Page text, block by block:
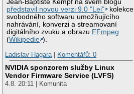
Jean-Baptiste Kempf na svém blogu
představil novou verzi 9.0 "Lei"
kolekce
svobodného softwaru umožňujícího
nahrávání, konverzi a streamovaní
digitálního zvuku a obrazu FFmpeg
(Wikipedie ).
Ladislav Hagara | Komentářů: 0
NVIDIA sponzorem služby Linux
Vendor Firmware Service (LVFS)
4.8. 20:11 | Komunita